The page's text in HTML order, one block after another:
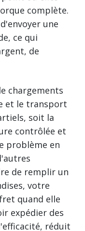
complète.
une
ce qui
de
chargements
et le transport
soit la
contrôlée et
problème en
de remplir un
votre
quand elle
expédier des
réduit